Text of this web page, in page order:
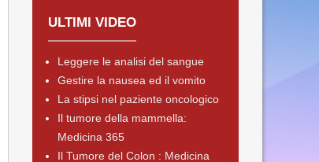
ULTIMI VIDEO
Leggere le analisi del sangue
Gestire la nausea ed il vomito
La stipsi nel paziente oncologico
Il tumore della mammella:
Medicina 365
Il Tumore del Colon : Medicina